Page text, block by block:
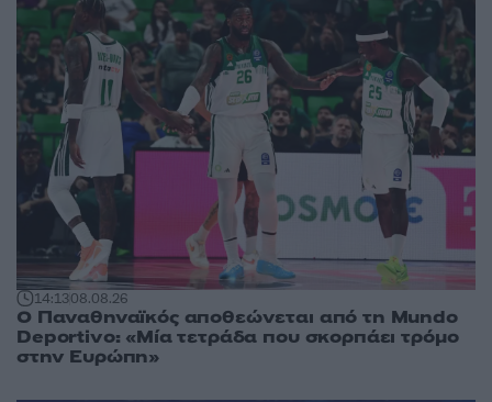
14:1308.08.26
Ο Παναθηναϊκός αποθεώνεται από τη Mundo
Deportivo: «Μία τετράδα που σκορπάει τρόμο
στην Ευρώπη»